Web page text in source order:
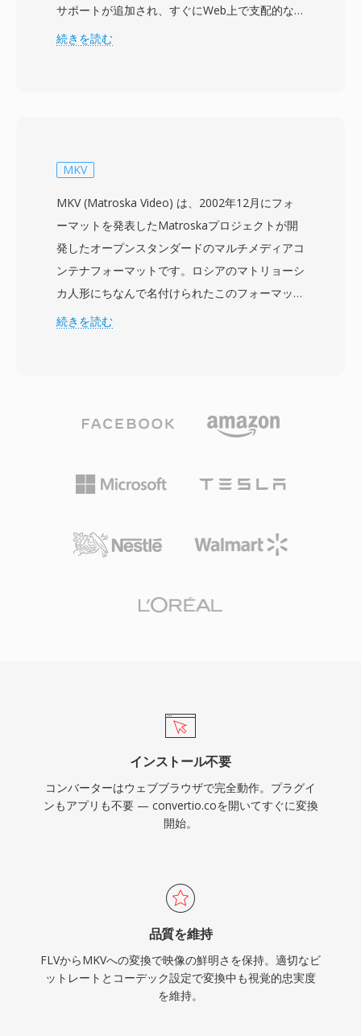
サポートが追加され、すぐにWeb上で支配的な
動画フォーマットとなり、2000年代後半には
ロプライエタリコンテナに格納します。FLVの主
Flash Playerプラグインを通じて、異なるオペレ
ーティングシステムやブラウザ間で一貫した動画
再生を提供し、当時Web動画を悩ませていたフ
ラグメンテーションの問題を解決したことでし
た。FLVファイルはコンパクトなヘッダーに続い
てタグ付きデータパケットで構成され、高速シー
ナビゲーションやタイムドイベントなどのインタ
ラクティブ機能を実現しました。FLVはオンライ
アへと変革し、インターネット上のエンターテイ
根本的に変えました。HTML5ビデオと最新のコ
ーデックがFlashベースの配信に取って代わりま
シーシステムに残っています。
続きを読む
MKV
MKV (Matroska Video) は、2002年12月にフォ
ーマットを発表したMatroskaプロジェクトが開
発したオープンスタンダードのマルチメディアコ
ンテナフォーマットです。ロシアのマトリョーシ
カ人形にちなんで名付けられたこのフォーマット
は、XMLの簡素化されたバイナリ変形である
Opus、DTSまで、事実上無制限のビデオ、オー
きます。際立った機能は包括的な字幕サポートで
あり、シンプルなSRTテキストから複雑なASSス
ースPGSトラックまで対応しています。MKVは
もサポートしており、利用可能な中で最も機能豊
全体で幅広い採用を推進しています。事実上あら
ファイルにカプセル化する能力により、MKVは
高品質な動画配信、アーカイブ、個人メディアラ
イブラリに好まれるコンテナとなっています。
続きを読む
インストール不要
コンバーターはウェブブラウザで完全動作。プラグイ
ンもアプリも不要 — convertio.coを開いてすぐに変換
開始。
品質を維持
FLVからMKVへの変換で映像の鮮明さを保持。適切なビ
ットレートとコーデック設定で変換中も視覚的忠実度
を維持。